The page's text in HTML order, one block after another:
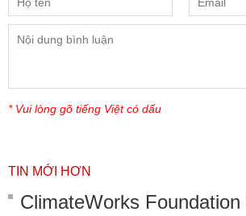
* Vui lòng gõ tiếng Việt có dấu
TIN MỚI HƠN
ClimateWorks